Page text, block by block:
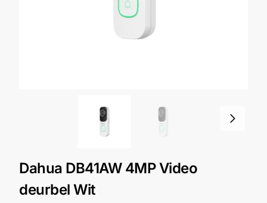
Dahua DB41AW 4MP Video
deurbel Wit